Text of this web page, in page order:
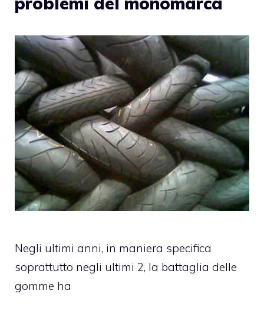
Negli ultimi anni, in maniera specifica
soprattutto negli ultimi 2, la battaglia delle
gomme ha